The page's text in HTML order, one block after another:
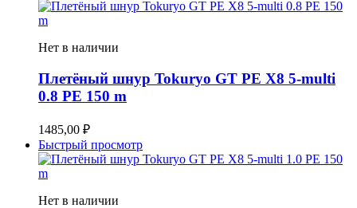
Нет в наличии
Плетёный шнур Tokuryo GT PE X8 5-multi
0.8 PE 150 m
1485,00 ₽
Быстрый просмотр
Нет в наличии